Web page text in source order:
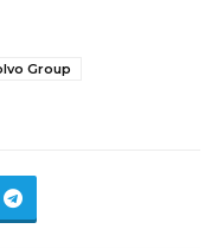
Group